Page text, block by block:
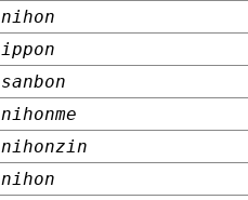
nihon
ippon
sanbon
nihonme
nihonzin
nihon